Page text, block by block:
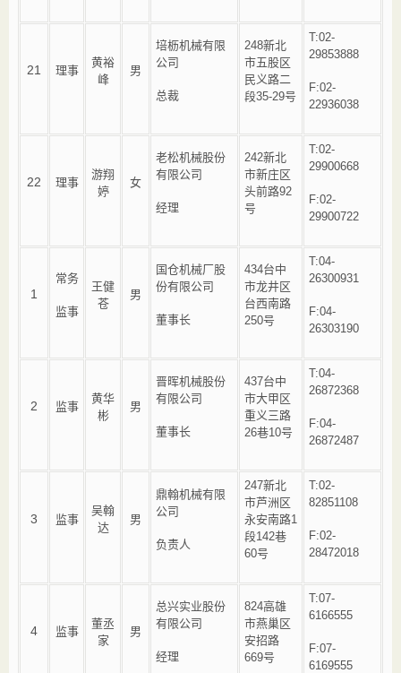
21 理事
黄裕
峰
男
培枥机械有限
公司
总裁
248新北
市五股区
民义路二
段35-29号
T:02-
29853888
F:02-
22936038
22 理事
游翔
婷
女
老松机械股份
有限公司
经理
242新北
市新庄区
头前路92
号
T:02-
29900668
F:02-
29900722
1
常务
监事
王健
苍
男
国仓机械厂股
份有限公司
董事长
434台中
市龙井区
台西南路
250号
T:04-
26300931
F:04-
26303190
2 监事
黄华
彬
男
晋晖机械股份
有限公司
董事长
437台中
市大甲区
重义三路
26巷10号
T:04-
26872368
F:04-
26872487
3 监事
吴翰
达
男
鼎翰机械有限
公司
负责人
247新北
市芦洲区
永安南路1
段142巷
60号
T:02-
82851108
F:02-
28472018
4 监事
董丞
家
男
总兴实业股份
有限公司
经理
824高雄
市燕巢区
安招路
669号
T:07-
6166555
F:07-
6169555